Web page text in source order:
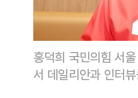
홍덕희 국민의힘 서
서 데일리안과 인터